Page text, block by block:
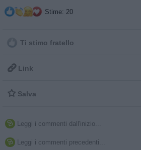
Stime: 20
Ti stimo fratello
 Link
 Salva
 Leggi i commenti dall'inizio...
 Leggi i commenti precedenti...